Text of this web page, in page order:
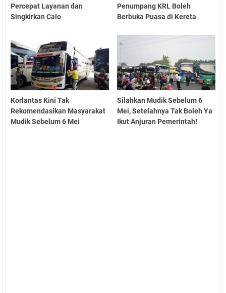
Percepat Layanan dan
Singkirkan Calo
Penumpang KRL Boleh
Berbuka Puasa di Kereta
Korlantas Kini Tak
Rekomendasikan Masyarakat
Mudik Sebelum 6 Mei
Silahkan Mudik Sebelum 6
Mei, Setelahnya Tak Boleh Ya
Ikut Anjuran Pemerintah!